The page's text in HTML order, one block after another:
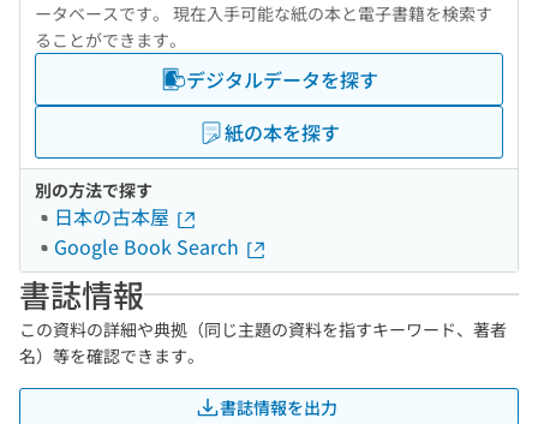
ータベースです。 現在入手可能な紙の本と電子書籍を検索す
ることができます。
デジタルデータを探す
紙の本を探す
別の方法で探す
日本の古本屋
Google Book Search
書誌情報
この資料の詳細や典拠（同じ主題の資料を指すキーワード、著者
名）等を確認できます。
書誌情報を出力